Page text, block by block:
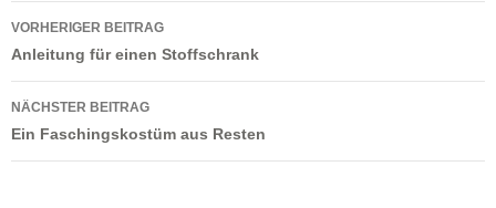
Beitragsnavigation
VORHERIGER BEITRAG
Anleitung für einen Stoffschrank
NÄCHSTER BEITRAG
Ein Faschingskostüm aus Resten